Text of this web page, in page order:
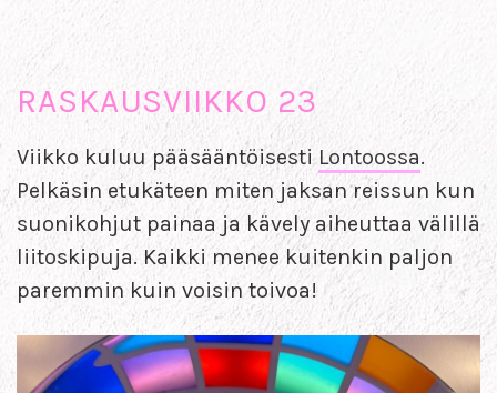
RASKAUSVIIKKO 23
Viikko kuluu pääsääntöisesti Lontoossa.
Pelkäsin etukäteen miten jaksan reissun kun
suonikohjut painaa ja kävely aiheuttaa välillä
liitoskipuja. Kaikki menee kuitenkin paljon
paremmin kuin voisin toivoa!